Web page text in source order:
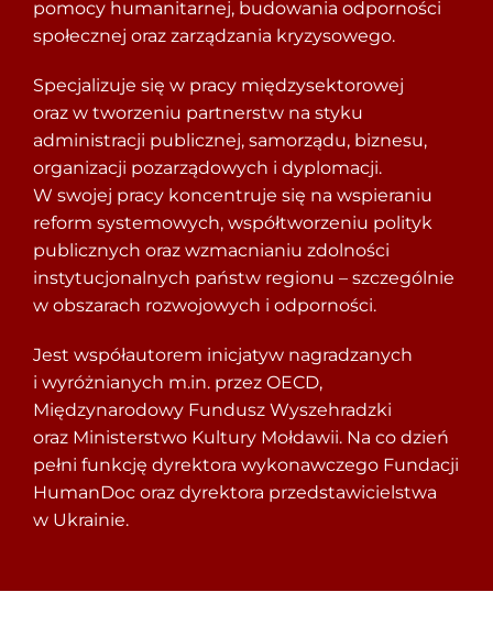
pomocy humanitarnej, budowania odporności
społecznej oraz zarządzania kryzysowego.
Specjalizuje się w pracy międzysektorowej
oraz w tworzeniu partnerstw na styku
administracji publicznej, samorządu, biznesu,
organizacji pozarządowych i dyplomacji.
W swojej pracy koncentruje się na wspieraniu
reform systemowych, współtworzeniu polityk
publicznych oraz wzmacnianiu zdolności
instytucjonalnych państw regionu – szczególnie
w obszarach rozwojowych i odporności.
Jest współautorem inicjatyw nagradzanych
i wyróżnianych m.in. przez OECD,
Międzynarodowy Fundusz Wyszehradzki
oraz Ministerstwo Kultury Mołdawii. Na co dzień
pełni funkcję dyrektora wykonawczego Fundacji
HumanDoc oraz dyrektora przedstawicielstwa
w Ukrainie.